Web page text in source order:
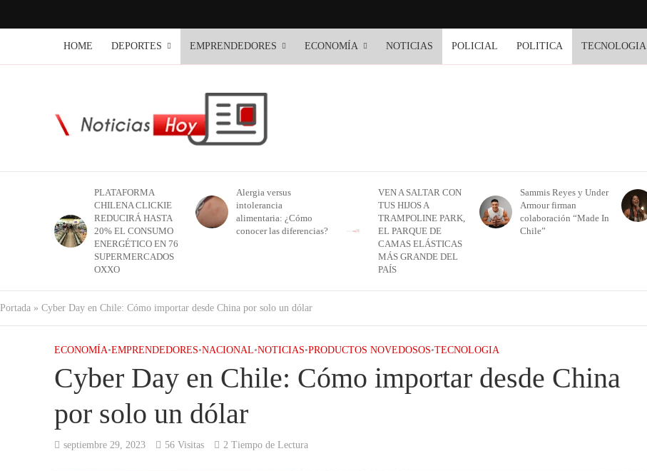
HOME DEPORTES EMPRENDEDORES ECONOMÍA NOTICIAS POLICIAL POLITICA TECNOLOGIA
PLATAFORMA
CHILENA CLICKIE
REDUCIRÁ HASTA
20% EL CONSUMO
ENERGÉTICO EN 76
SUPERMERCADOS
OXXO
Alergia versus
intolerancia
alimentaria: ¿Cómo
conocer las diferencias?
VEN A SALTAR CON
TUS HIJOS A
TRAMPOLINE PARK,
EL PARQUE DE
CAMAS ELÁSTICAS
MÁS GRANDE DEL
PAÍS
Sammis Reyes y Under
Armour firman
colaboración “Made In
Chile”
Portada » Cyber Day en Chile: Cómo importar desde China por solo un dólar
ECONOMÍA•EMPRENDEDORES•NACIONAL•NOTICIAS•PRODUCTOS NOVEDOSOS•TECNOLOGIA
Cyber Day en Chile: Cómo importar desde China
por solo un dólar
septiembre 29, 2023 56 Visitas 2 Tiempo de Lectura